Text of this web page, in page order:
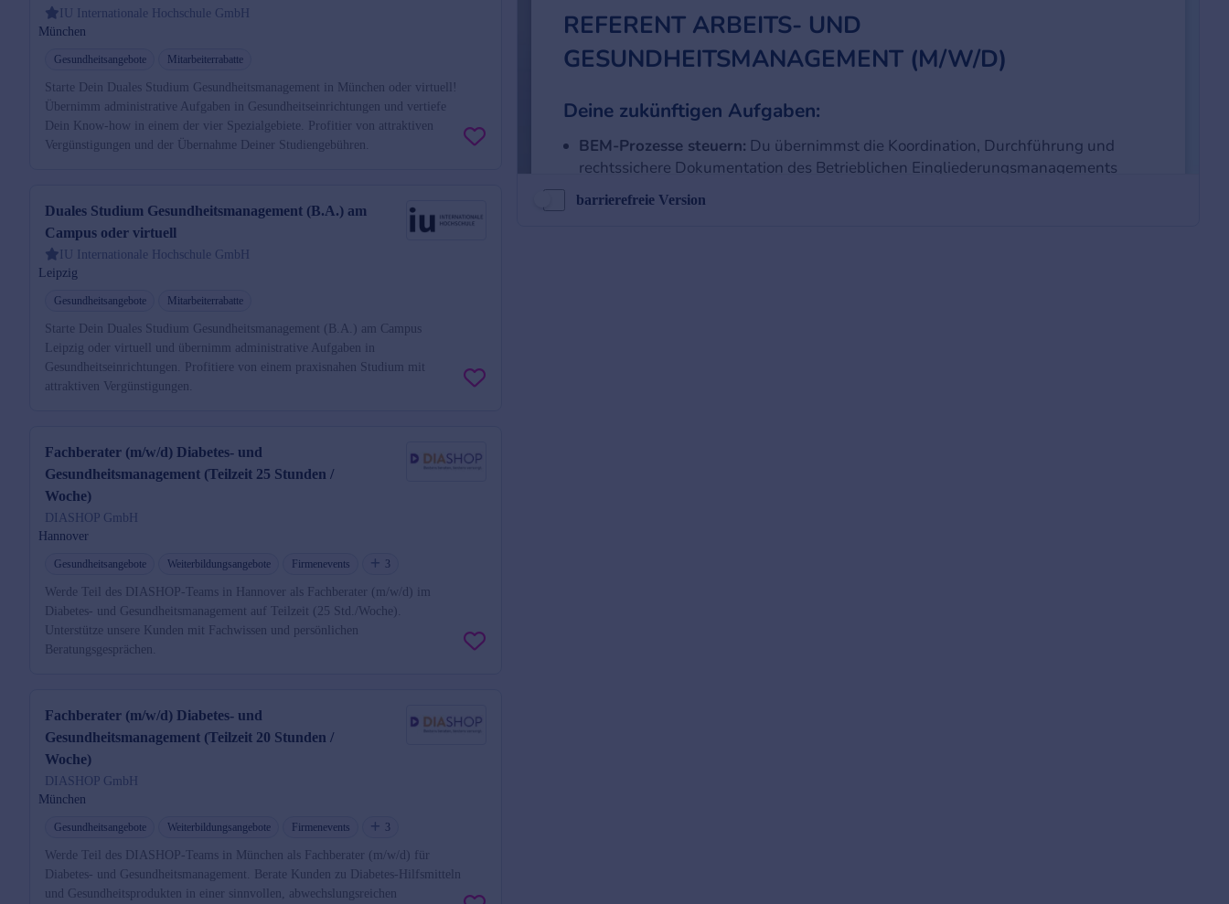
IU Internationale Hochschule GmbH
München
Gesundheitsangebote Mitarbeiterrabatte
Starte Dein Duales Studium Gesundheitsmanagement in München oder virtuell!
Übernimm administrative Aufgaben in Gesundheitseinrichtungen und vertiefe
Dein Know-how in einem der vier Spezialgebiete. Profitier von attraktiven
Vergünstigungen und der Übernahme Deiner Studiengebühren.
Duales Studium Gesundheitsmanagement (B.A.) am
Campus oder virtuell
IU Internationale Hochschule GmbH
Leipzig
Gesundheitsangebote Mitarbeiterrabatte
Starte Dein Duales Studium Gesundheitsmanagement (B.A.) am Campus
Leipzig oder virtuell und übernimm administrative Aufgaben in
Gesundheitseinrichtungen. Profitiere von einem praxisnahen Studium mit
attraktiven Vergünstigungen.
Fachberater (m/w/d) Diabetes- und
Gesundheitsmanagement (Teilzeit 25 Stunden /
Woche)
DIASHOP GmbH
Hannover
Gesundheitsangebote Weiterbildungsangebote Firmenevents 3
Werde Teil des DIASHOP-Teams in Hannover als Fachberater (m/w/d) im
Diabetes- und Gesundheitsmanagement auf Teilzeit (25 Std./Woche).
Unterstütze unsere Kunden mit Fachwissen und persönlichen
Beratungsgesprächen.
Fachberater (m/w/d) Diabetes- und
Gesundheitsmanagement (Teilzeit 20 Stunden /
Woche)
DIASHOP GmbH
München
Gesundheitsangebote Weiterbildungsangebote Firmenevents 3
Werde Teil des DIASHOP-Teams in München als Fachberater (m/w/d) für
Diabetes- und Gesundheitsmanagement. Berate Kunden zu Diabetes-Hilfsmitteln
und Gesundheitsprodukten in einer sinnvollen, abwechslungsreichen
barrierefreie Version